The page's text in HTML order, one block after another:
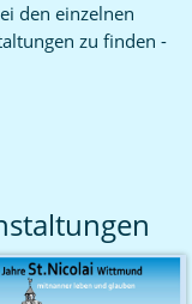
den einzelnen
zu finden -